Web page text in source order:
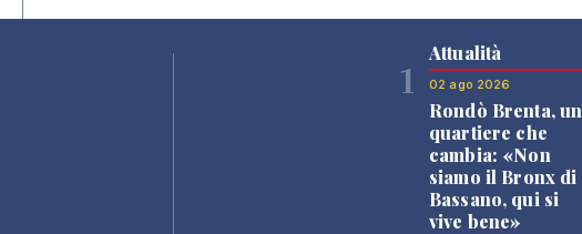
1
Attualità
02 ago 2026
Rondò Brenta, un
quartiere che
cambia: «Non
siamo il Bronx di
Bassano, qui si
vive bene»